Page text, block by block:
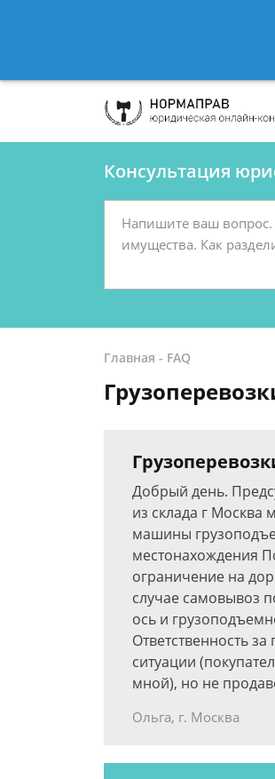
Консультация
Главная - FAQ
Добрый день.
из склада г
машины
местонахождения
ограничение на
случае самовывоз
ось и
Ответственность
ситуации
мной), но не
Ольга, г. Москва